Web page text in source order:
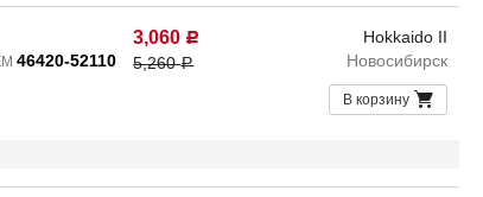
46420-52110
3,060 Р
5,260Р
Hokkaido II
Новосибирск
В корзину